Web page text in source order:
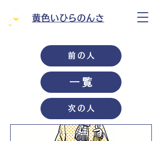
黄色いひらのんさ
前の人
一覧
次の人